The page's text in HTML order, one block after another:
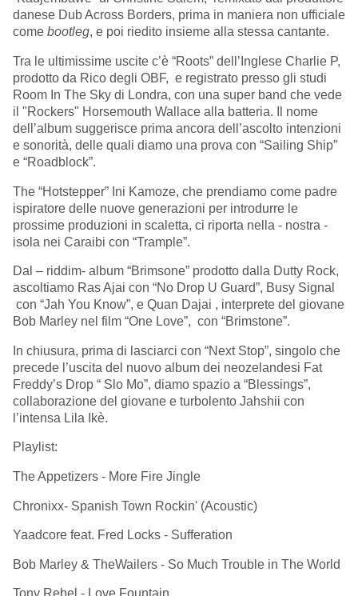
danese Dub Across Borders, prima in maniera non ufficiale
come bootleg, e poi riedito insieme alla stessa cantante.
Tra le ultimissime uscite c’è “Roots” dell’Inglese Charlie P,
prodotto da Rico degli OBF, e registrato presso gli studi
Room In The Sky di Londra, con una super band che vede
il "Rockers" Horsemouth Wallace alla batteria. Il nome
dell’album suggerisce prima ancora dell’ascolto intenzioni
e sonorità, delle quali diamo una prova con “Sailing Ship”
e “Roadblock”.
The “Hotstepper” Ini Kamoze, che prendiamo come padre
ispiratore delle nuove generazioni per introdurre le
prossime produzioni in scaletta, ci riporta nella - nostra -
isola nei Caraibi con “Trample”.
Dal – riddim- album “Brimsone” prodotto dalla Dutty Rock,
ascoltiamo Ras Ajai con “No Drop U Guard”, Busy Signal
con “Jah You Know”, e Quan Dajai , interprete del giovane
Bob Marley nel film “One Love”, con “Brimstone”.
In chiusura, prima di lasciarci con “Next Stop”, singolo che
precede l’uscita del nuovo album dei neozelandesi Fat
Freddy’s Drop “ Slo Mo”, diamo spazio a “Blessings”,
collaborazione del giovane e turbolento Jahshii con
l’intensa Lila Ikè.
Playlist:
The Appetizers - More Fire Jingle
Chronixx- Spanish Town Rockin' (Acoustic)
Yaadcore feat. Fred Locks - Sufferation
Bob Marley & TheWailers - So Much Trouble in The World